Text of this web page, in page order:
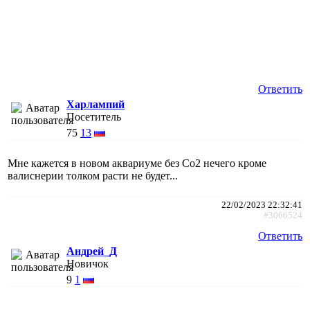
Ответить
Харлампий
Посетитель
75 13
Мне кажется в новом аквариуме без Со2 нечего кроме
валиснерии толком расти не будет...
22/02/2023 22:32:41
#3066524
Ответить
Андрей_Д
Новичок
9 1